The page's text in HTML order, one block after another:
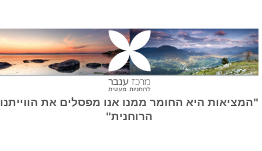
היא החומר ממנו אנו מפסלים את הווייתנו
הרוחנית"